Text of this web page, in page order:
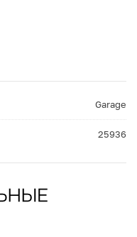
Garage
25936